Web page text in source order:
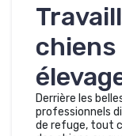
chiens
Derrière les
professionnels
de refuge, tout